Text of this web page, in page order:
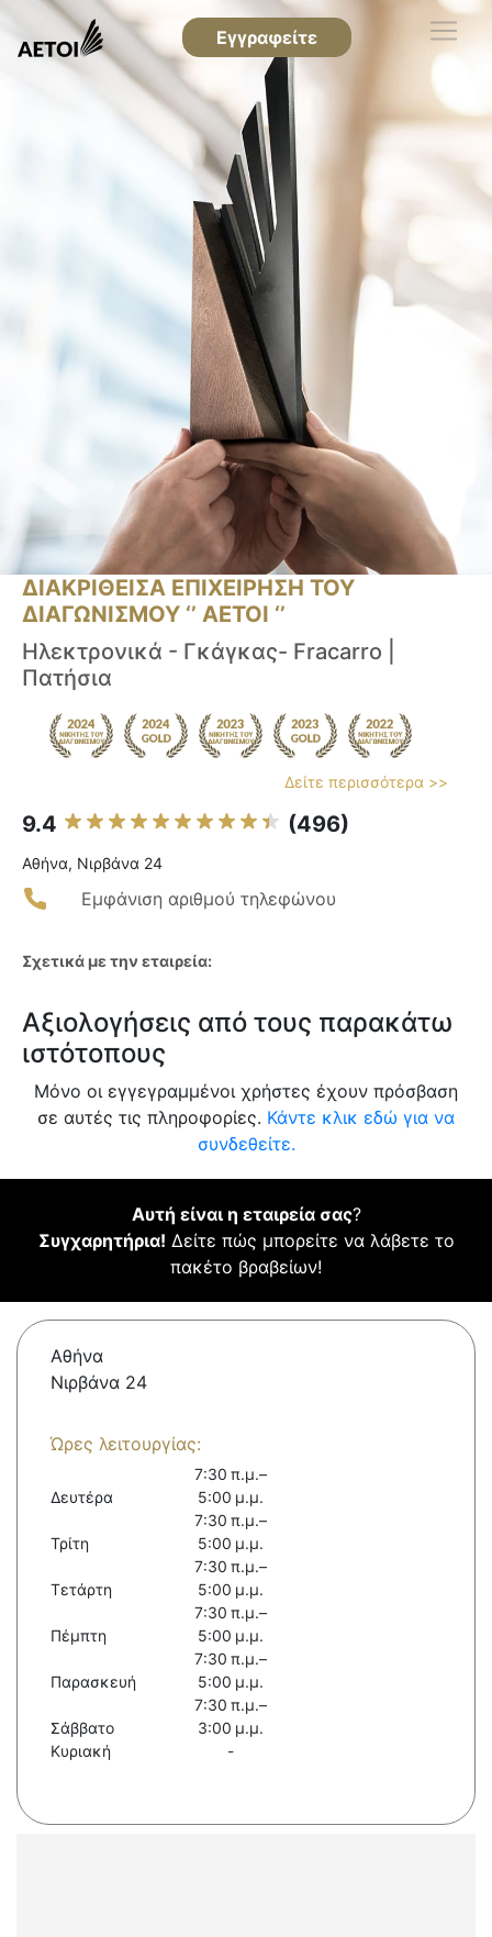
Εγγραφείτε
ΔΙΑΚΡΙΘΕΙΣΑ ΕΠΙΧΕΙΡΗΣΗ ΤΟΥ
ΔΙΑΓΩΝΙΣΜΟΥ ‘’ ΑΕΤΟΙ ‘’
Ηλεκτρονικά - Γκάγκας- Fracarro |
Πατήσια
Δείτε περισσότερα >>
9.4 (496)
Αθήνα, Νιρβάνα 24
Εμφάνιση αριθμού τηλεφώνου
Σχετικά με την εταιρεία:
Αξιολογήσεις από τους παρακάτω
ιστότοπους
Μόνο οι εγγεγραμμένοι χρήστες έχουν πρόσβαση
σε αυτές τις πληροφορίες. Κάντε κλικ εδώ για να
συνδεθείτε.
Αυτή είναι η εταιρεία σας?
Συγχαρητήρια! Δείτε πώς μπορείτε να λάβετε το
πακέτο βραβείων!
Αθήνα
Νιρβάνα 24
Ώρες λειτουργίας:
Δευτέρα
7:30 π.μ.–
5:00 μ.μ.
Τρίτη
7:30 π.μ.–
5:00 μ.μ.
Τετάρτη
7:30 π.μ.–
5:00 μ.μ.
Πέμπτη
7:30 π.μ.–
5:00 μ.μ.
Παρασκευή
7:30 π.μ.–
5:00 μ.μ.
Σάββατο
7:30 π.μ.–
3:00 μ.μ.
Κυριακή
-